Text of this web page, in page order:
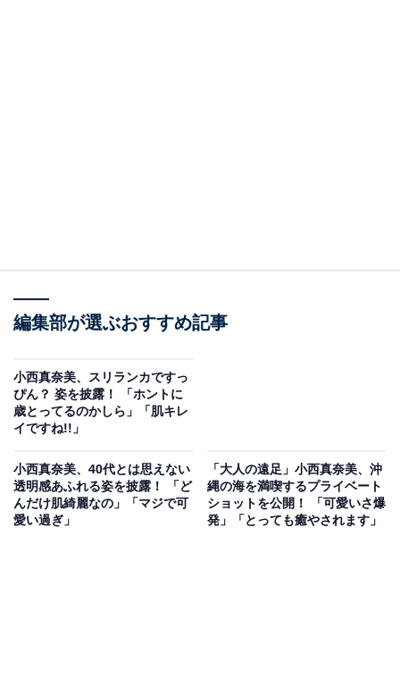
編集部が選ぶおすすめ記事
小西真奈美、スリランカですっ
ぴん？ 姿を披露！ 「ホントに
歳とってるのかしら」「肌キレ
イですね!!」
小西真奈美、40代とは思えない
透明感あふれる姿を披露！ 「ど
んだけ肌綺麗なの」「マジで可
愛い過ぎ」
「大人の遠足」小西真奈美、沖
縄の海を満喫するプライベート
ショットを公開！ 「可愛いさ爆
発」「とっても癒やされます」